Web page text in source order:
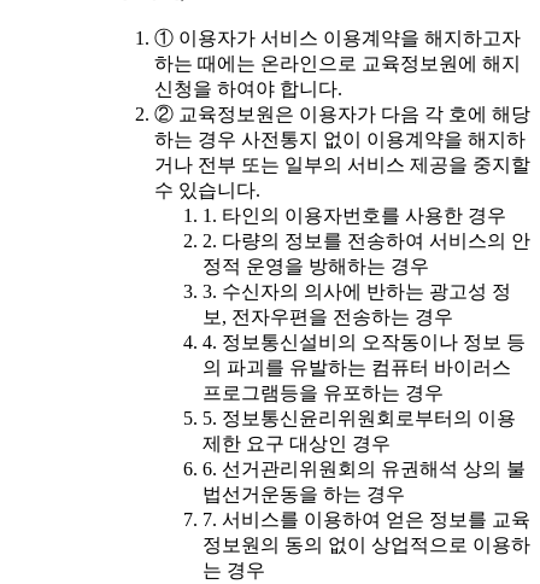
① 이용자가 서비스 이용계약을 해지하고자
하는 때에는 온라인으로 교육정보원에 해지
신청을 하여야 합니다.
② 교육정보원은 이용자가 다음 각 호에 해당
하는 경우 사전통지 없이 이용계약을 해지하
거나 전부 또는 일부의 서비스 제공을 중지할
수 있습니다.
1. 타인의 이용자번호를 사용한 경우
2. 다량의 정보를 전송하여 서비스의 안
정적 운영을 방해하는 경우
3. 수신자의 의사에 반하는 광고성 정
보, 전자우편을 전송하는 경우
4. 정보통신설비의 오작동이나 정보 등
의 파괴를 유발하는 컴퓨터 바이러스
프로그램등을 유포하는 경우
5. 정보통신윤리위원회로부터의 이용
제한 요구 대상인 경우
6. 선거관리위원회의 유권해석 상의 불
법선거운동을 하는 경우
7. 서비스를 이용하여 얻은 정보를 교육
정보원의 동의 없이 상업적으로 이용하
는 경우